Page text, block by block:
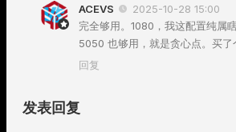
ACEVS
2025-10-28 15:00
完全够用。1080，我这配置纯属
5050 也够用，就是贪心点。买了
回复
发表回复